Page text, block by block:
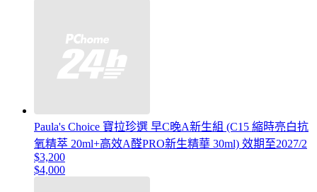
Paula's Choice 寶拉珍選 早C晚A新生組 (C15 縮時亮白抗
氧精萃 20ml+高效A醛PRO新生精華 30ml) 效期至2027/2
$3,200
$4,000